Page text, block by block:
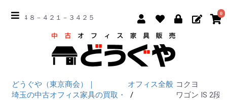
☎ ０４８－４２１－３４２５
0
どうぐや（東京商会）｜
埼玉の中古オフィス家具の買取・
オフィス全般 コクヨ
ワゴン IS 2段